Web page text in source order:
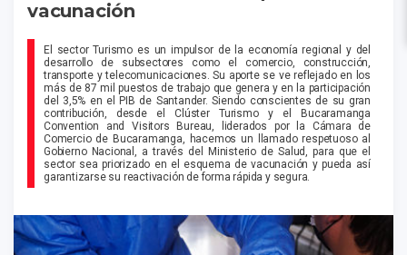
vacunación
El sector Turismo es un impulsor de la economía regional y del
desarrollo de subsectores como el comercio, construcción,
transporte y telecomunicaciones. Su aporte se ve reflejado en los
más de 87 mil puestos de trabajo que genera y en la participación
del 3,5% en el PIB de Santander. Siendo conscientes de su gran
contribución, desde el Clúster Turismo y el Bucaramanga
Convention and Visitors Bureau, liderados por la Cámara de
Comercio de Bucaramanga, hacemos un llamado respetuoso al
Gobierno Nacional, a través del Ministerio de Salud, para que el
sector sea priorizado en el esquema de vacunación y pueda así
garantizarse su reactivación de forma rápida y segura.